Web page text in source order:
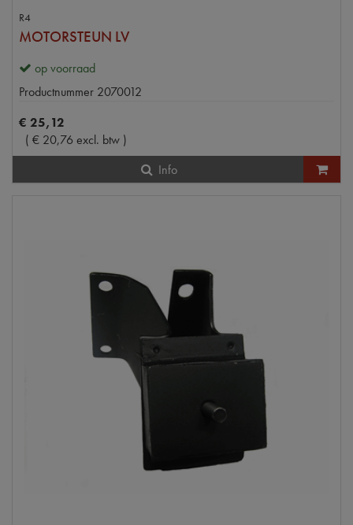
R4
MOTORSTEUN LV
op voorraad
Productnummer 2070012
€ 25,12
( € 20,76 excl. btw )
Info